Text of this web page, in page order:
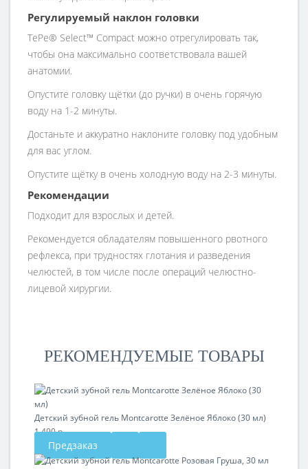
Регулируемый наклон головки
TePe® Select™ Compact можно отрегулировать так,
чтобы она максимально соответствовала вашей
анатомии.
Опустите головку щётки (до ручки) в очень горячую
воду на 1-2 минуты.
Достаньте и аккуратно наклоните головку под удобным
для вас углом.
Опустите щётку в очень холодную воду на 2-3 минуты.
Рекомендации
Подходит для взрослых и детей.
Рекомендуется обладателям повышенного рвотного
рефлекса, при трудностях глотания и разведения
челюстей, в том числе после операций челюстно-
лицевой хирургии.
РЕКОМЕНДУЕМЫЕ ТОВАРЫ
Детский зубной гель Montcarotte Зелёное Яблоко (30 мл)
1 490 р.
Предзаказ